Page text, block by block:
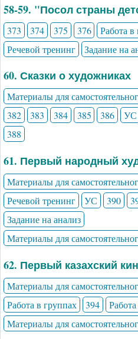
58-59. "Посол страны
373 374 375 376 Работа в
Речевой тренинг
Задание на
60. Сказки о художниках
Материалы для
382
383 384 385 386 УС
388
61. Первый народный
Материалы для
Речевой тренинг
УС 390
Задание на анализ
Материалы для
62. Первый казахский
Материалы для
Работа в группах
394
Материалы для